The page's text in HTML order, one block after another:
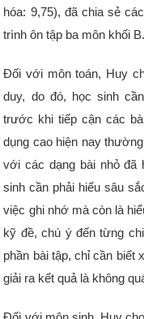
hóa: 9,75), đã chia sẻ
trình ôn tập ba môn khối B.
Đối với môn toán, Huy
duy, do đó, học sinh
trước khi tiếp cận các
dụng cao hiện nay
với các dạng bài nhỏ đã
sinh cần phải hiểu sâu
việc ghi nhớ mà còn là
kỹ đề, chú ý đến từng
phần bài tập, chỉ cần biết
giải ra kết quả là không